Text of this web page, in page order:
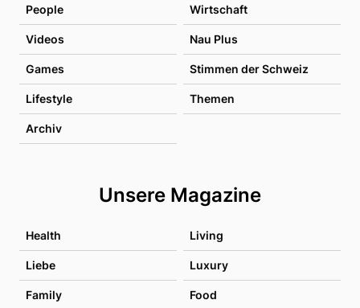
People Wirtschaft
Videos Nau Plus
Games Stimmen der Schweiz
Lifestyle Themen
Archiv
Unsere Magazine
Health Living
Liebe Luxury
Family Food